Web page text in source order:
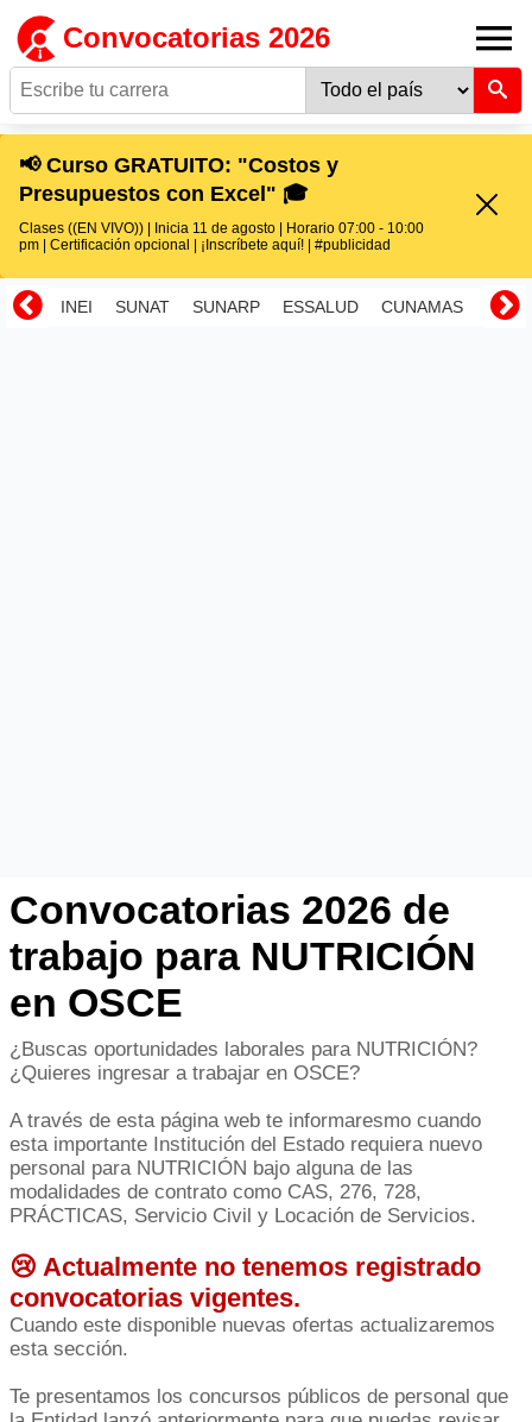
Convocatorias 2026
📢 Curso GRATUITO: "Costos y
Presupuestos con Excel" 🎓
Clases ((EN VIVO)) | Inicia 11 de agosto | Horario 07:00 - 10:00
pm | Certificación opcional | ¡Inscríbete aquí! | #publicidad
INEI SUNAT SUNARP ESSALUD CUNAMAS
Convocatorias 2026 de
trabajo para NUTRICIÓN
en OSCE
¿Buscas oportunidades laborales para NUTRICIÓN?
¿Quieres ingresar a trabajar en OSCE?
A través de esta página web te informaresmo cuando
esta importante Institución del Estado requiera nuevo
personal para NUTRICIÓN bajo alguna de las
modalidades de contrato como CAS, 276, 728,
PRÁCTICAS, Servicio Civil y Locación de Servicios.
😢 Actualmente no tenemos registrado
convocatorias vigentes.
Cuando este disponible nuevas ofertas actualizaremos
esta sección.
Te presentamos los concursos públicos de personal que